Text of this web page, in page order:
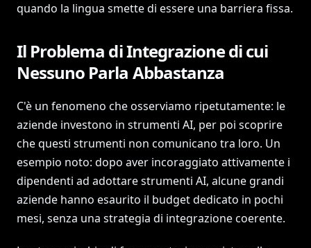
quando la lingua smette di essere una barriera fissa.
Il Problema di Integrazione di cui
Nessuno Parla Abbastanza
C'è un fenomeno che osserviamo ripetutamente: le
aziende investono in strumenti AI, per poi scoprire
che questi strumenti non comunicano tra loro. Un
esempio noto: dopo aver incoraggiato attivamente i
dipendenti ad adottare strumenti AI, alcune grandi
aziende hanno esaurito il budget dedicato in pochi
mesi, senza una strategia di integrazione coerente.